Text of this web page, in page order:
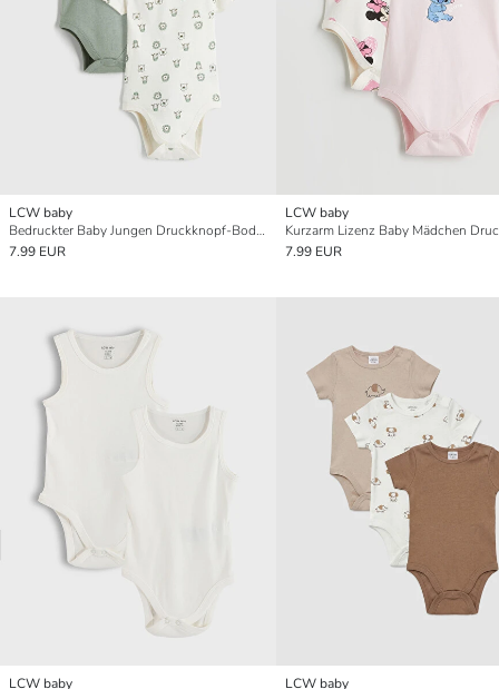
LCW baby
Bedruckter Baby Jungen Druckknopf-Body 2er-Pack
7.99 EUR
LCW baby
7.99 EUR
LCW baby
LCW baby